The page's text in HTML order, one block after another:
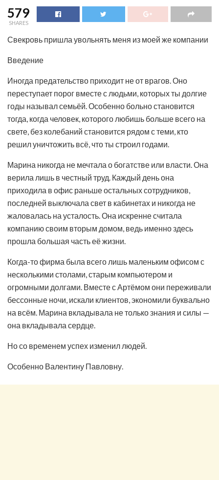
579
SHARES
Свекровь пришла увольнять меня из моей же компании
Введение
Иногда предательство приходит не от врагов. Оно
переступает порог вместе с людьми, которых ты долгие
годы называл семьёй. Особенно больно становится
тогда, когда человек, которого любишь больше всего на
свете, без колебаний становится рядом с теми, кто
решил уничтожить всё, что ты строил годами.
Марина никогда не мечтала о богатстве или власти. Она
верила лишь в честный труд. Каждый день она
приходила в офис раньше остальных сотрудников,
последней выключала свет в кабинетах и никогда не
жаловалась на усталость. Она искренне считала
компанию своим вторым домом, ведь именно здесь
прошла большая часть её жизни.
Когда-то фирма была всего лишь маленьким офисом с
несколькими столами, старым компьютером и
огромными долгами. Вместе с Артёмом они переживали
бессонные ночи, искали клиентов, экономили буквально
на всём. Марина вкладывала не только знания и силы —
она вкладывала сердце.
Но со временем успех изменил людей.
Особенно Валентину Павловну.